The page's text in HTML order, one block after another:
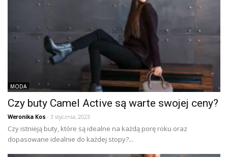
MODA
Czy buty Camel Active są warte swojej ceny?
Weronika Kos - 3 stycznia, 2023
Czy istnieją buty, które są idealne na każdą porę roku oraz
dopasowane idealnie do każdej stopy?...